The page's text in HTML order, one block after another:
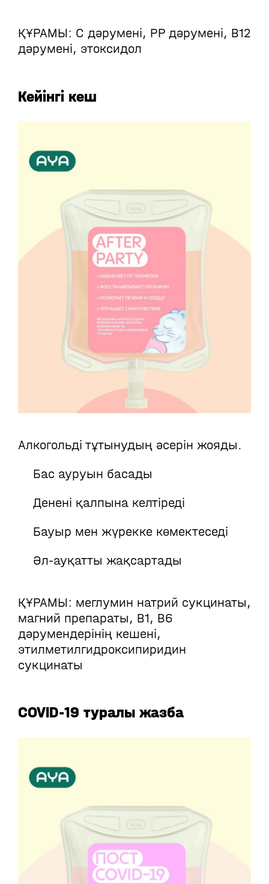
ҚҰРАМЫ: С дәрумені, РР дәрумені, В12
дәрумені, этоксидол
Кейінгі кеш
Алкогольді тұтынудың әсерін жояды.
Бас ауруын басады
Денені қалпына келтіреді
Бауыр мен жүрекке көмектеседі
Әл-ауқатты жақсартады
ҚҰРАМЫ: меглумин натрий сукцинаты,
магний препараты, В1, В6
дәрумендерінің кешені,
этилметилгидроксипиридин
сукцинаты
COVID-19 туралы жазба